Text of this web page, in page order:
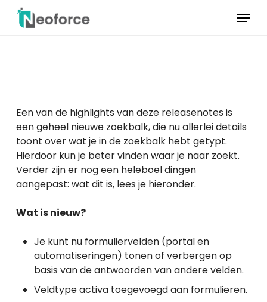
Overslaan
naar
Menu
Een van de highlights van deze releasenotes is
een geheel nieuwe zoekbalk, die nu allerlei details
toont over wat je in de zoekbalk hebt getypt.
Hierdoor kun je beter vinden waar je naar zoekt.
Verder zijn er nog een heleboel dingen
aangepast: wat dit is, lees je hieronder.
Wat is nieuw?
Je kunt nu formuliervelden (portal en
automatiseringen) tonen of verbergen op
basis van de antwoorden van andere velden.
Veldtype activa toegevoegd aan formulieren.